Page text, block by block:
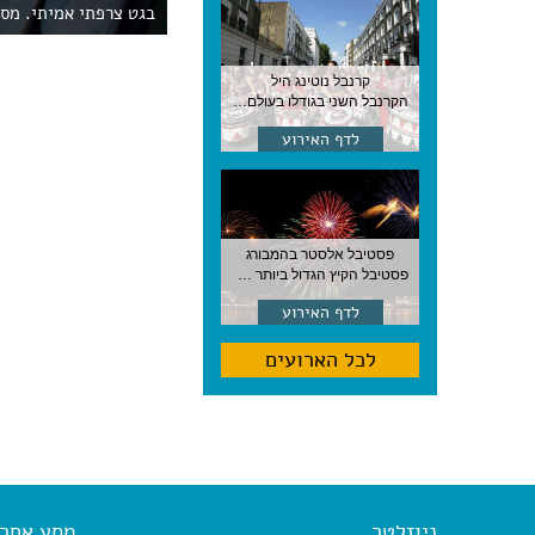
קרנבל נוטינג היל
הקרנבל השני בגודלו בעולם, עם מוזיקה, תהלוכות ותחפושות. לונדון
לדף האירוע
פסטיבל אלסטר בהמבורג
פסטיבל הקיץ הגדול ביותר בהמבורג, סוף אוגוסט, גרמניה
לדף האירוע
לכל הארועים
בגט צרפתי אמיתי.